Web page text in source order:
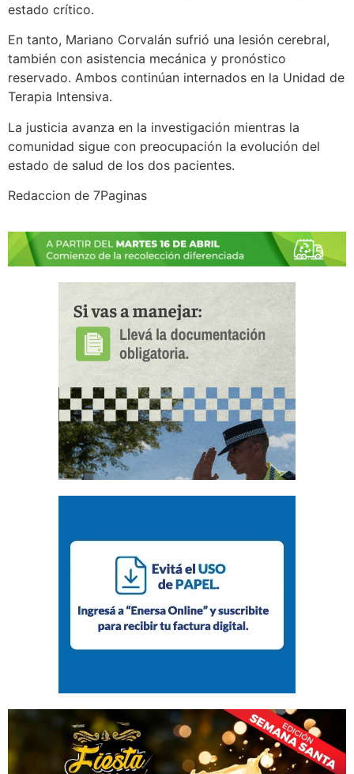
estado crítico.
En tanto, Mariano Corvalán sufrió una lesión cerebral,
también con asistencia mecánica y pronóstico
reservado. Ambos continúan internados en la Unidad de
Terapia Intensiva.
La justicia avanza en la investigación mientras la
comunidad sigue con preocupación la evolución del
estado de salud de los dos pacientes.
Redaccion de 7Paginas